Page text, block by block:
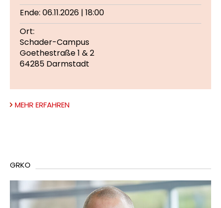
Ende: 06.11.2026 | 18:00
Ort:
Schader-Campus
Goethestraße 1 & 2
64285 Darmstadt
MEHR ERFAHREN
GRKO